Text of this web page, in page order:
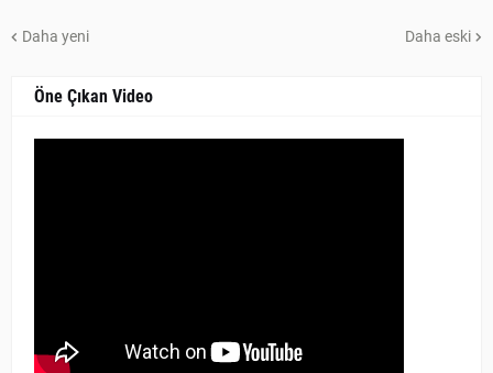
Daha yeni Daha eski
Öne Çıkan Video